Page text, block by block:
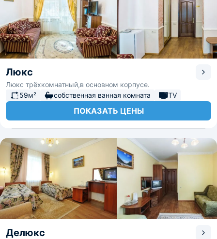
Люкс
Люкс трёхкомнатный,в основном корпусе.
59м²
собственная ванная комната TV
ПОКАЗАТЬ ЦЕНЫ
Делюкс